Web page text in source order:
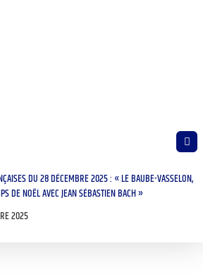
DU 28 DÉCEMBRE 2025 : « LE BAUBE-VASSELON,
DE NOËL AVEC JEAN SÉBASTIEN BACH »
2025